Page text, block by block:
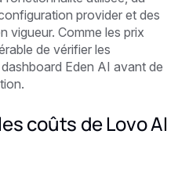
provider et des
vigueur. Comme les prix
de vérifier les
Eden AI avant de
coûts de Lovo AI